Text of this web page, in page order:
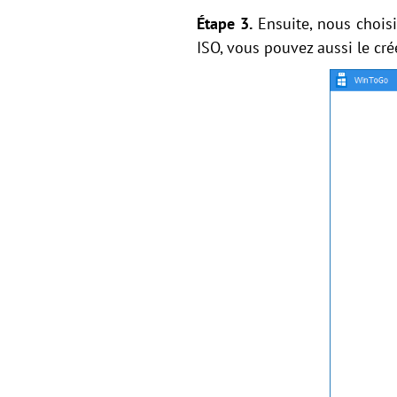
Étape 3.Ensuite, nous
ISO, vous pouvez aussi le